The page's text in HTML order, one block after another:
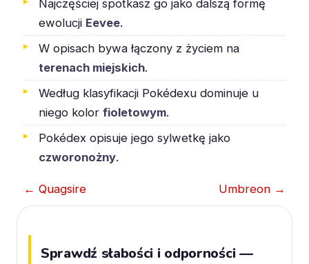
Najczęściej spotkasz go jako dalszą formę
ewolucji Eevee.
W opisach bywa łączony z życiem na
terenach miejskich.
Według klasyfikacji Pokédexu dominuje u
niego kolor fioletowym.
Pokédex opisuje jego sylwetkę jako
czworonożny.
← Quagsire Umbreon →
Sprawdź słabości i odporności —